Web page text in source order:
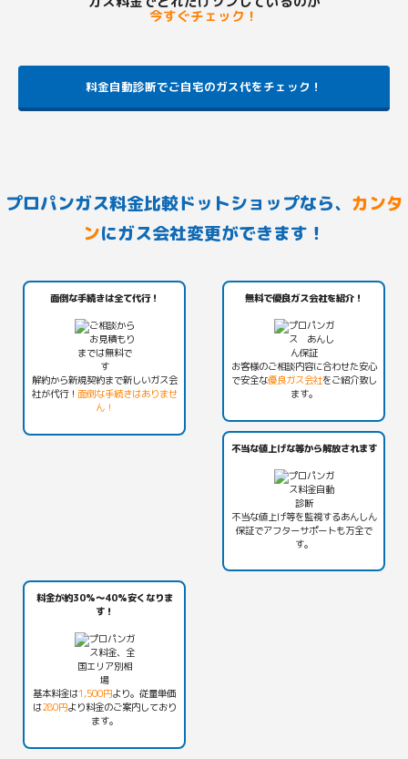
今すぐチェック！
料金自動診断でご自宅のガス代をチェック！
プロパンガス料金比較ドットショップなら、 カンタ
ンにガス会社変更ができます！
面倒な手続きは全て代行！
解約から新規契約まで新しいガス会
社が代行！ 面倒な手続きはありませ
ん！
無料で優良ガス会社を紹介！
お客様のご相談内容に合わせた安心
で安全な優良ガス会社をご紹介致し
ます。
不当な値上げな等から解放されます
不当な値上げ等を監視するあんしん
保証でアフターサポートも万全で
す。
料金が約30%〜40%安くなりま
す！
基本料金は1,500円より。従量単価
は280円より料金のご案内しており
ます。